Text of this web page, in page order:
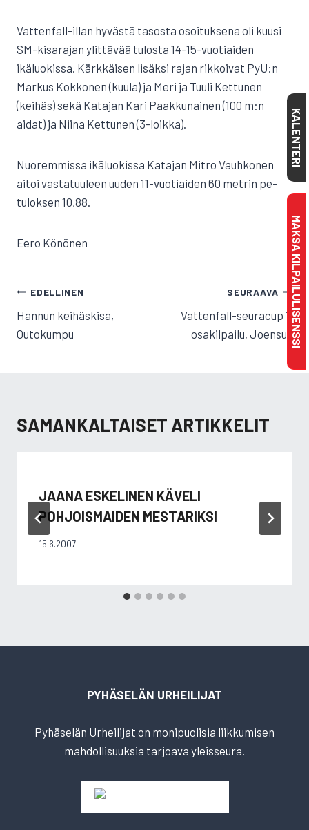
Vattenfall-illan hyvästä tasosta osoituksena oli kuusi
SM-kisarajan ylittävää tulosta 14-15-vuotiaiden
ikäluokissa. Kärkkäisen lisäksi rajan rikkoivat PyU:n
Markus Kokkonen (kuula) ja Meri ja Tuuli Kettunen
(keihäs) sekä Katajan Kari Paakkunainen (100 m:n
aidat) ja Niina Kettunen (3-loikka).
Nuoremmissa ikäluokissa Katajan Mitro Vauhkonen
aitoi vastatuuleen uuden 11-vuotiaiden 60 metrin pe-
tuloksen 10,88.
Eero Könönen
ARTIKKELIEN
SELAUS
EDELLINEN
Hannun keihäskisa,
Outokumpu
SEURAAVA
Vattenfall-seuracup 1.
osakilpailu, Joensuu
SAMANKALTAISET ARTIKKELIT
JAANA ESKELINEN KÄVELI
POHJOISMAIDEN MESTARIKSI
15.6.2007
PYHÄSELÄN URHEILIJAT
Pyhäselän Urheilijat on monipuolisia liikkumisen
mahdollisuuksia tarjoava yleisseura.
KALENTERI
MAKSA KILPAILULISENSSI